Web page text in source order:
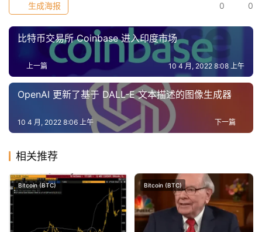
0 0
生成海报
比特币交易所 Coinbase 进入印度市场
上一篇 10 4 月, 2022 8:08 上午
OpenAI 更新了基于 DALL-E 文本描述的图像生成器
下一篇
10 4 月, 2022 8:06 上午
相关推荐
Bitcoin (BTC) Bitcoin (BTC)